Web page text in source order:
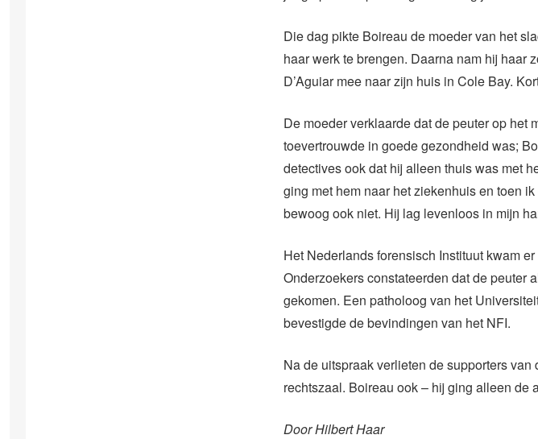
Die dag pikte Boireau de moeder van het
haar werk te brengen. Daarna nam hij haar
D’Aguiar mee naar zijn huis in Cole Bay.
De moeder verklaarde dat de peuter op het
toevertrouwde in goede gezondheid was;
detectives ook dat hij alleen thuis was met
ging met hem naar het ziekenhuis en toen
bewoog ook niet. Hij lag levenloos in mijn
Het Nederlands forensisch Instituut kwam
Onderzoekers constateerden dat de peuter
gekomen. Een patholoog van het
bevestigde de bevindingen van het NFI.
Na de uitspraak verlieten de supporters
rechtszaal. Boireau ook – hij ging alleen de
Door Hilbert Haar